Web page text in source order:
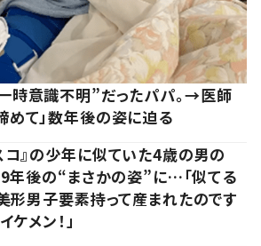
時意識不明”だったパパ。→医師
めて」数年後の姿に迫る
コ』の少年に似ていた4歳の男の
年後の“まさかの姿”に…「似てる
美形男子要素持って産まれたのです
ケメン！」